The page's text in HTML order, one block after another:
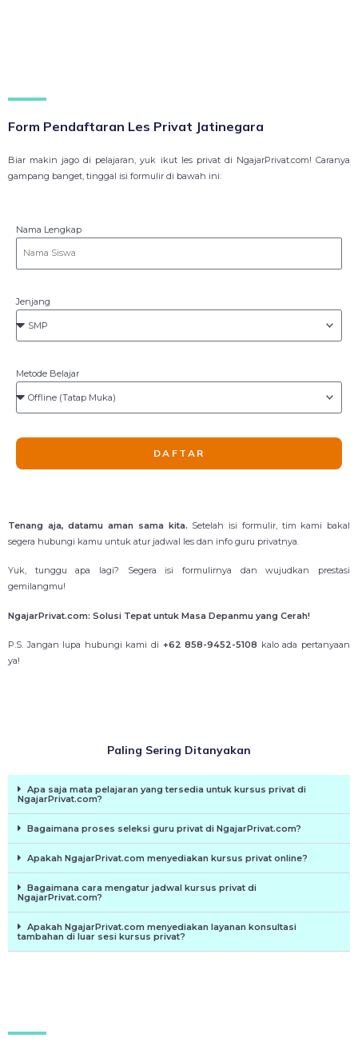
Form Pendaftaran Les Privat Jatinegara
Biar makin jago di pelajaran, yuk ikut les privat di NgajarPrivat.com! Caranya
gampang banget, tinggal isi formulir di bawah ini:
Nama Lengkap
Jenjang
Metode Belajar
DAFTAR
Tenang aja, datamu aman sama kita. Setelah isi formulir, tim kami bakal
segera hubungi kamu untuk atur jadwal les dan info guru privatnya.
Yuk, tunggu apa lagi? Segera isi formulirnya dan wujudkan prestasi
gemilangmu!
NgajarPrivat.com: Solusi Tepat untuk Masa Depanmu yang Cerah!
P.S. Jangan lupa hubungi kami di +62 858-9452-5108 kalo ada pertanyaan
ya!
Paling Sering Ditanyakan
Apa saja mata pelajaran yang tersedia untuk kursus privat di
NgajarPrivat.com?
Bagaimana proses seleksi guru privat di NgajarPrivat.com?
Apakah NgajarPrivat.com menyediakan kursus privat online?
Bagaimana cara mengatur jadwal kursus privat di
NgajarPrivat.com?
Apakah NgajarPrivat.com menyediakan layanan konsultasi
tambahan di luar sesi kursus privat?